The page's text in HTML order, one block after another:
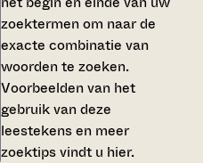
zoektermen om naar de
exacte combinatie van
woorden te zoeken.
Voorbeelden van het
gebruik van deze
leestekens en meer
zoektips vindt u hier.